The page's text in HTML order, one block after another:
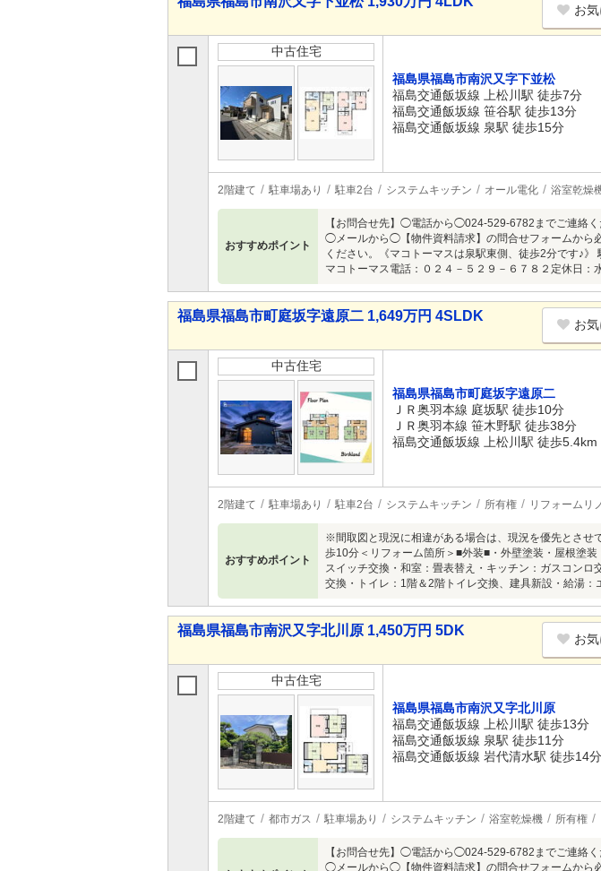
お
中古住宅
福島県福島市南沢又字下並松
福島交通飯坂線 上松川駅 徒歩7分
福島交通飯坂線 笹谷駅 徒歩13分
福島交通飯坂線 泉駅 徒歩15分
2階建て 駐車場あり 駐車2台 システムキッチン オール電化 浴室乾燥
おすすめポイント
【お問合せ先】◯電話から◯024-529-6782までご連絡
◯メールから◯【物件資料請求】の問合せフォームから
ください。《マコトーマスは泉駅東側、徒歩2分です♪
マコトーマス電話：０２４－５２９－６７８２定休日：
福島県福島市町庭坂字遠原二 1,649万円 4SLDK
お
中古住宅
福島県福島市町庭坂字遠原二
ＪＲ奥羽本線 庭坂駅 徒歩10分
ＪＲ奥羽本線 笹木野駅 徒歩38分
福島交通飯坂線 上松川駅 徒歩5.4km
2階建て 駐車場あり 駐車2台 システムキッチン 所有権 リフォームリ
おすすめポイント
※間取図と現況に相違がある場合は、現況を優先とさせ
歩10分＜リフォーム箇所＞■外装■・外壁塗装・屋根塗
スイッチ交換・和室：畳表替え・キッチン：ガスコン
交換・トイレ：1階＆2階トイレ交換、建具新設・給湯
福島県福島市南沢又字北川原 1,450万円 5DK
お
中古住宅
福島県福島市南沢又字北川原
福島交通飯坂線 上松川駅 徒歩13分
福島交通飯坂線 泉駅 徒歩11分
福島交通飯坂線 岩代清水駅 徒歩14分
2階建て 都市ガス 駐車場あり システムキッチン 浴室乾燥機 所有権
【お問合せ先】◯電話から◯024-529-6782までご連絡
◯メールから◯【物件資料請求】の問合せフォームから